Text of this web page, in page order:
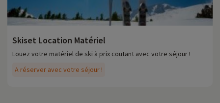
Skiset Location Matériel
A réserver avec votre séjour !
Louez votre matériel de ski à prix coutant avec votre séjour !